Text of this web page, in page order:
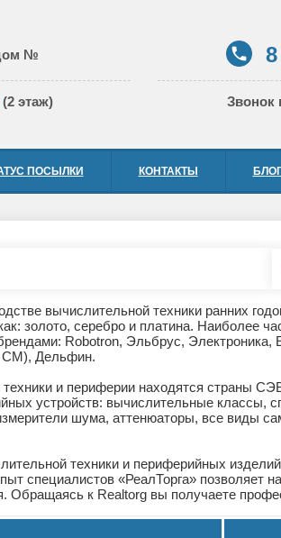
№
(2 этаж)
phone
Звонок
ПОСЫЛКИ КОНТАКТЫ
вычислительной техники ранних
золото, серебро и платина. Наиболее
Robotron, Эльбрус,
Дельфин.
и периферии находятся страны
устройств: вычислительные классы,
шума, аттенюаторы, все виды
техники и периферийных
специалистов «РеалТорга» позволяет
к Realtorg вы получаете